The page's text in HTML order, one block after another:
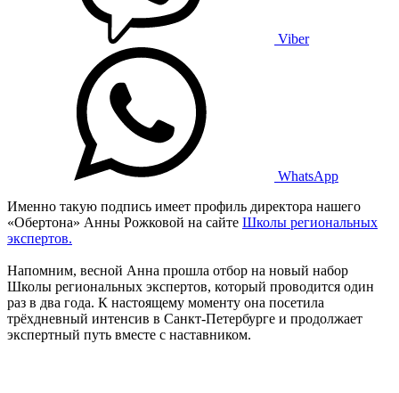
Viber
WhatsApp
Именно такую подпись имеет профиль директора нашего
«Обертона» Анны Рожковой на сайте Школы региональных
экспертов.
Напомним, весной Анна прошла отбор на новый набор
Школы региональных экспертов, который проводится один
раз в два года. К настоящему моменту она посетила
трёхдневный интенсив в Санкт-Петербурге и продолжает
экспертный путь вместе с наставником.